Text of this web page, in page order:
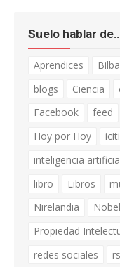
Suelo hablar
Aprendices
blogs
Ciencia
Facebook
feed
Hoy por Hoy
inteligencia
libro
Libros
Nirelandia
Propiedad
redes sociales